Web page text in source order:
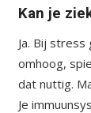
Kan je
Ja. Bij
omhoog,
dat nuttig.
Je